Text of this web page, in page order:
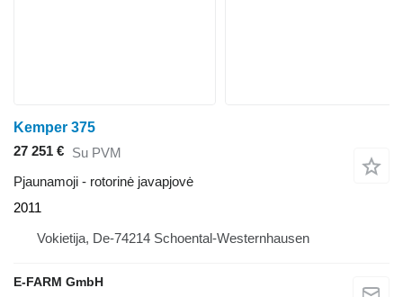
Kemper 375
27 251 € Su PVM
Pjaunamoji - rotorinė javapjovė
2011
Vokietija, De-74214 Schoental-Westernhausen
E-FARM GmbH